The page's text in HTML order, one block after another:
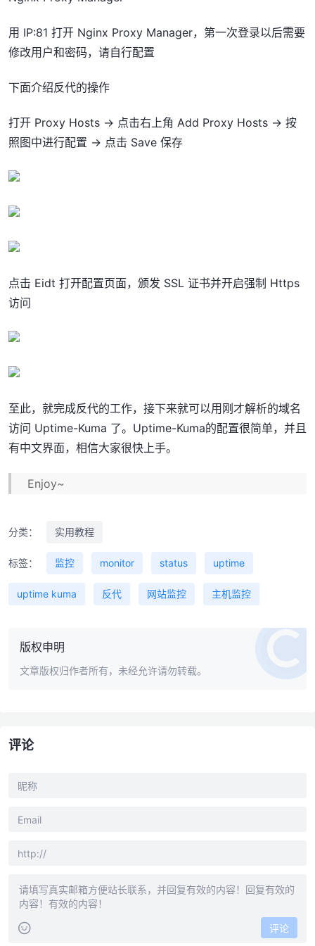
用 IP:81 打开 Nginx Proxy Manager，第一次登录以后需要
修改用户和密码，请自行配置
下面介绍反代的操作
打开 Proxy Hosts -> 点击右上角 Add Proxy Hosts -> 按
照图中进行配置 -> 点击 Save 保存
点击 Eidt 打开配置页面，颁发 SSL 证书并开启强制 Https
访问
至此，就完成反代的工作，接下来就可以用刚才解析的域名
访问 Uptime-Kuma 了。Uptime-Kuma的配置很简单，并且
有中文界面，相信大家很快上手。
Enjoy~
分类： 实用教程
标签： 监控 monitor status uptime
uptime kuma 反代 网站监控 主机监控
版权申明
文章版权归作者所有，未经允许请勿转载。
评论
评论